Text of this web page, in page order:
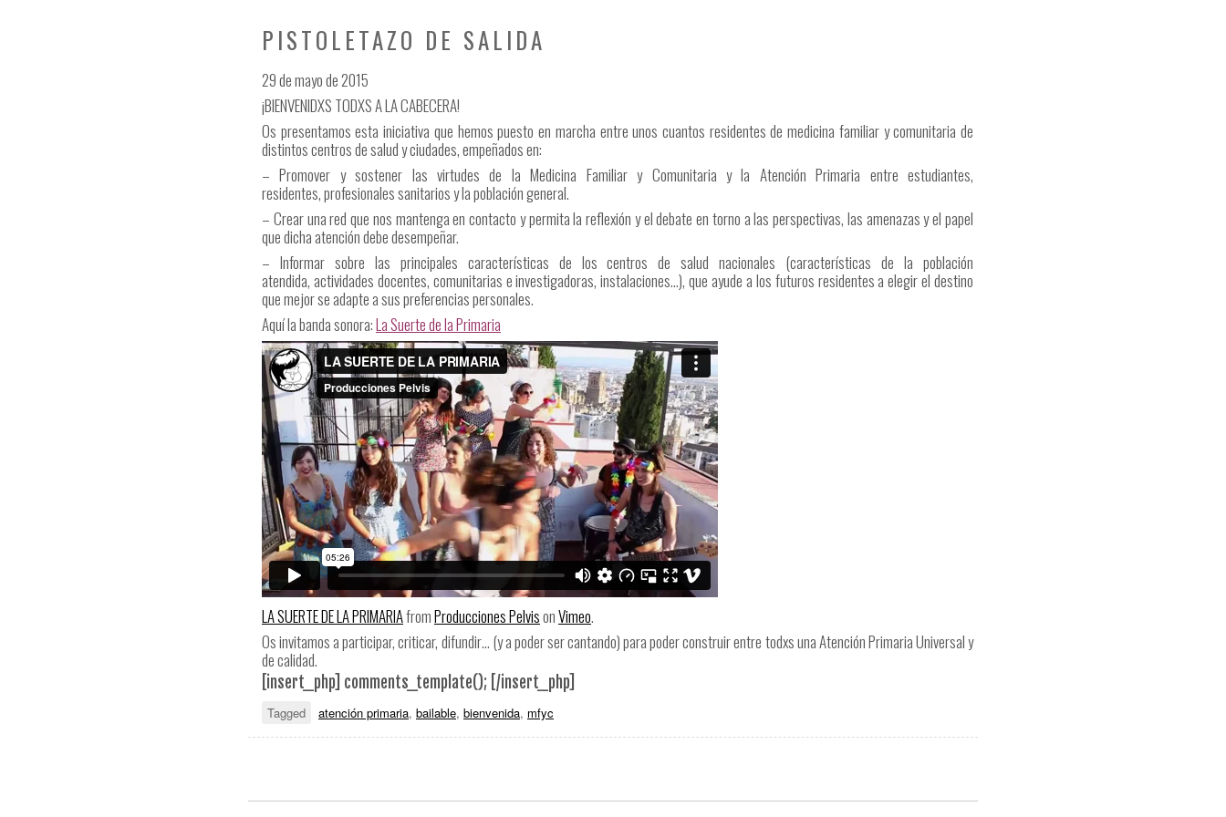
PISTOLETAZO DE SALIDA
29 de mayo de 2015
¡BIENVENIDXS TODXS A LA CABECERA!
Os presentamos esta iniciativa que hemos puesto en marcha entre unos cuantos residentes de medicina familiar y comunitaria de
distintos centros de salud y ciudades, empeñados en:
– Promover y sostener las virtudes de la Medicina Familiar y Comunitaria y la Atención Primaria entre estudiantes,
residentes, profesionales sanitarios y la población general.
– Crear una red que nos mantenga en contacto y permita la reflexión y el debate en torno a las perspectivas, las amenazas y el papel
que dicha atención debe desempeñar.
– Informar sobre las principales características de los centros de salud nacionales (características de la población
atendida, actividades docentes, comunitarias e investigadoras, instalaciones…), que ayude a los futuros residentes a elegir el destino
que mejor se adapte a sus preferencias personales.
Aquí la banda sonora:La Suerte de la Primaria
LA SUERTE DE LA PRIMARIAfromProducciones PelvisonVimeo.
Os invitamos a participar, criticar, difundir… (y a poder ser cantando) para poder construir entre todxs una Atención Primaria Universal y
de calidad.
[insert_php] comments_template(); [/insert_php]
Tagged atención primaria, bailable, bienvenida, mfyc